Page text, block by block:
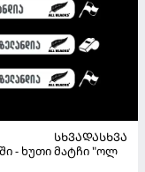
ᲡᲮᲕᲐᲓᲐᲡᲮᲕᲐ
- ხუთი მატჩი "ოლ